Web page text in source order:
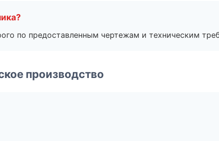
по предоставленным чертежам и техническим
производство